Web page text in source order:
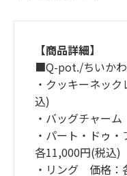
【商品詳細】
■Q-pot./ちいか
・クッキーネッ
込)
・バッグチャー
・パート・ドゥ
各11,000円(税込)
・リング 価格：